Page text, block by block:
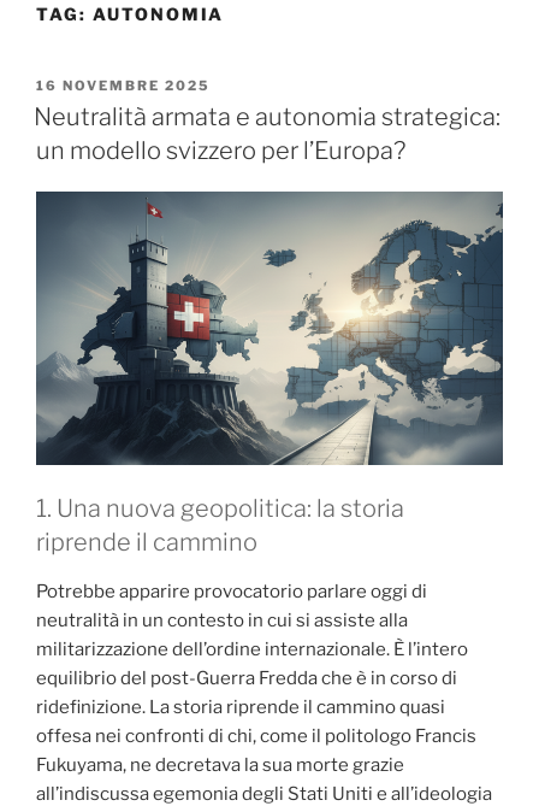
TAG: AUTONOMIA
PUBBLICATO
IL
16 NOVEMBRE 2025
Neutralità armata e autonomia strategica:
un modello svizzero per l’Europa?
1. Una nuova geopolitica: la storia
riprende il cammino
Potrebbe apparire provocatorio parlare oggi di
neutralità in un contesto in cui si assiste alla
militarizzazione dell’ordine internazionale. È l’intero
equilibrio del post-Guerra Fredda che è in corso di
ridefinizione. La storia riprende il cammino quasi
offesa nei confronti di chi, come il politologo Francis
Fukuyama, ne decretava la sua morte grazie
all’indiscussa egemonia degli Stati Uniti e all’ideologia